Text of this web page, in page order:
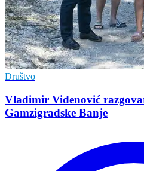
Društvo
Vladimir Vidеnović
Gamzigradskе Banjе